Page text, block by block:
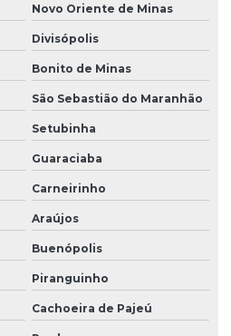
Novo Oriente de Minas
Divisópolis
Bonito de Minas
São Sebastião do Maranhão
Setubinha
Guaraciaba
Carneirinho
Araújos
Buenópolis
Piranguinho
Cachoeira de Pajeú